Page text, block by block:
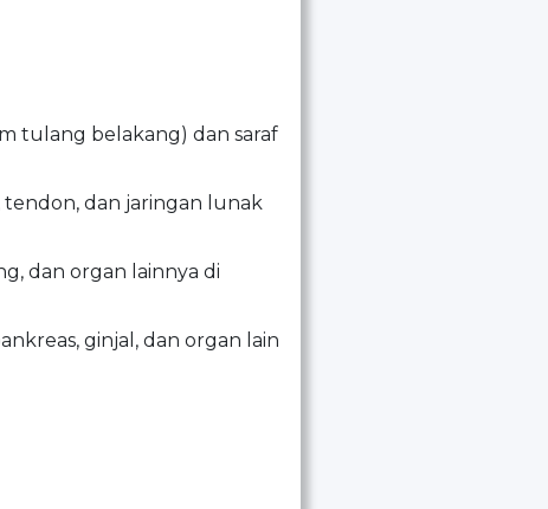
tulang belakang) dan saraf
tendon, dan jaringan lunak
dan organ lainnya di
ginjal, dan organ lain